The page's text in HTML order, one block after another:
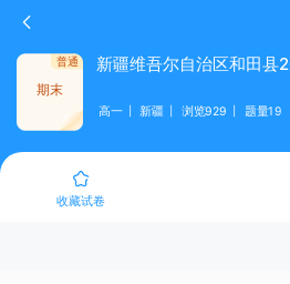
期末
普通 新疆维吾尔自治区和田
高一 新疆 浏览929 题量19
收藏试卷